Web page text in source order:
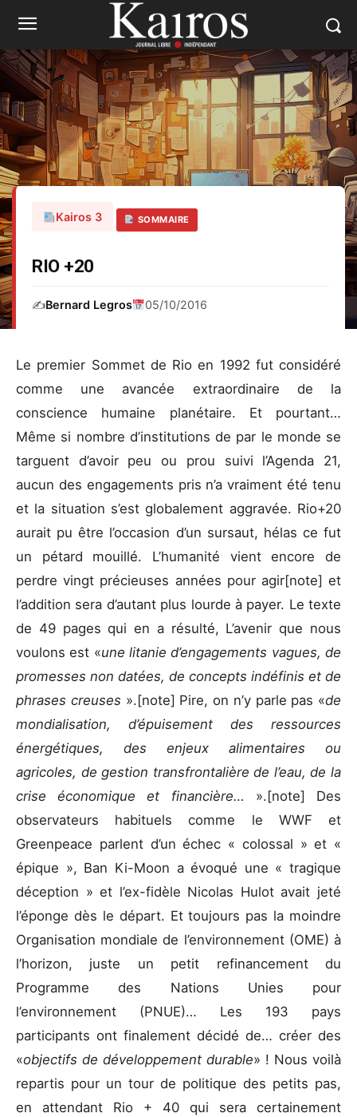
Kairos 3 SOMMAIRE
RIO +20
✍️Bernard Legros 05/10/2016
Le premier Sommet de Rio en 1992 fut considéré
comme une avancée extraordinaire de la
conscience humaine planétaire. Et pourtant…
Même si nombre d’institutions de par le monde se
targuent d’avoir peu ou prou suivi l’Agenda 21,
aucun des engagements pris n’a vraiment été tenu
et la situation s’est globalement aggravée. Rio+20
aurait pu être l’occasion d’un sursaut, hélas ce fut
un pétard mouillé. L’humanité vient encore de
perdre vingt précieuses années pour agir[note] et
l’addition sera d’autant plus lourde à payer. Le texte
de 49 pages qui en a résulté, L’avenir que nous
voulons est «une litanie d’engagements vagues, de
promesses non datées, de concepts indéfinis et de
phrases creuses ».[note] Pire, on n’y parle pas «de
mondialisation, d’épuisement des ressources
énergétiques, des enjeux alimentaires ou
agricoles, de gestion transfrontalière de l’eau, de la
crise économique et financière… ».[note] Des
observateurs habituels comme le WWF et
Greenpeace parlent d’un échec « colossal » et «
épique », Ban Ki-Moon a évoqué une « tragique
déception » et l’ex-fidèle Nicolas Hulot avait jeté
l’éponge dès le départ. Et toujours pas la moindre
Organisation mondiale de l’environnement (OME) à
l’horizon, juste un petit refinancement du
Programme des Nations Unies pour
l’environnement (PNUE)… Les 193 pays
participants ont finalement décidé de… créer des
«objectifs de développement durable» ! Nous voilà
repartis pour un tour de politique des petits pas,
en attendant Rio + 40 qui sera certainement